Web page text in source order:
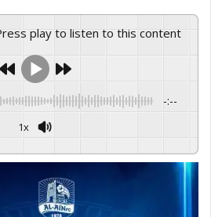
Press play to listen to this content
-:--
1x